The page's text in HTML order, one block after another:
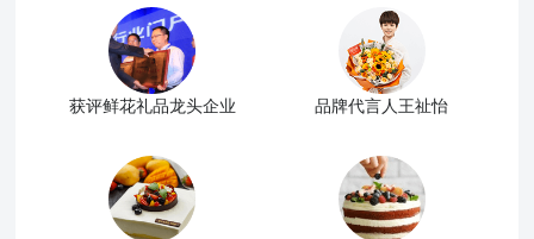
获评鲜花礼品龙头企业 品牌代言人王祉怡